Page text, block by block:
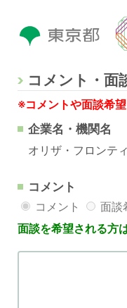
コメント・面
※コメントや面談希
企業名・機関名
オリザ・フロンテ
コメント
コメント
面談
面談を希望される方